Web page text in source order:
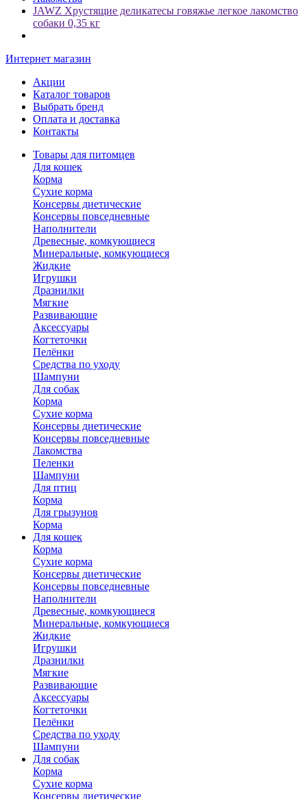
JAWZ Хрустящие деликатесы говяжье легкое лакомство
собаки 0,35 кг
Интернет магазин
Акции
Каталог товаров
Выбрать бренд
Оплата и доставка
Контакты
Товары для питомцев
Для кошек
Корма
Сухие корма
Консервы диетические
Консервы повседневные
Наполнители
Древесные, комкующиеся
Минеральные, комкующиеся
Жидкие
Игрушки
Дразнилки
Мягкие
Развивающие
Аксессуары
Когтеточки
Пелёнки
Средства по уходу
Шампуни
Для собак
Корма
Сухие корма
Консервы диетические
Консервы повседневные
Лакомства
Пеленки
Шампуни
Для птиц
Корма
Для грызунов
Корма
Для кошек
Корма
Сухие корма
Консервы диетические
Консервы повседневные
Наполнители
Древесные, комкующиеся
Минеральные, комкующиеся
Жидкие
Игрушки
Дразнилки
Мягкие
Развивающие
Аксессуары
Когтеточки
Пелёнки
Средства по уходу
Шампуни
Для собак
Корма
Сухие корма
Консервы диетические